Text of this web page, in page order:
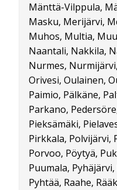
Mänttä-Vilppula,
Masku, Merijärvi,
Muhos, Multia,
Naantali, Nakkila,
Nurmes,
Orivesi, Oulainen,
Paimio, Pälkäne,
Parkano,
Pieksämäki,
Pirkkala, Polvijärvi,
Porvoo, Pöytyä,
Puumala,
Pyhtää, Raahe,